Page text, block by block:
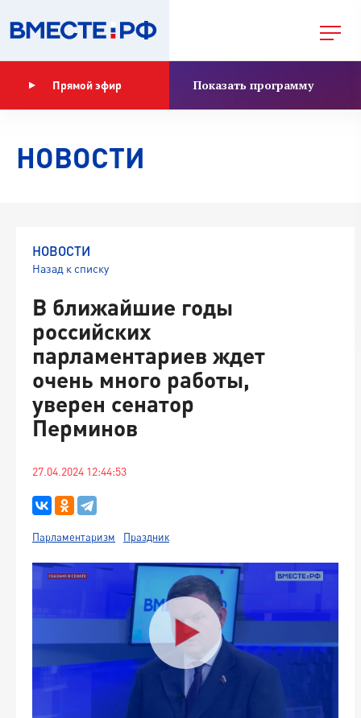
Прямой эфир Показать программу
НОВОСТИ
НОВОСТИ
Назад к списку
В ближайшие годы
российских
парламентариев ждет
очень много работы,
уверен сенатор
Перминов
27.04.2024 12:44:53
Парламентаризм Праздник